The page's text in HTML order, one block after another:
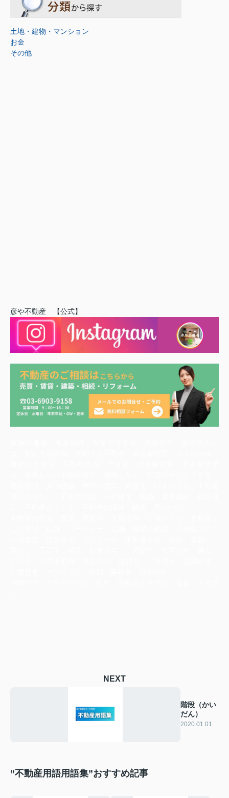
土地・建物・マンション
お金
その他
彦や不動産 【公式】
NEXT
階段（かい
だん）
2020.01.01
”不動産用語用語集”おすすめ記事